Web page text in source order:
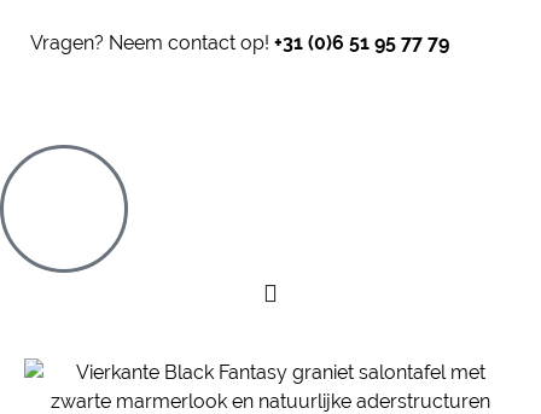
Vragen? Neem contact op! +31 (0)6 51 95 77 79